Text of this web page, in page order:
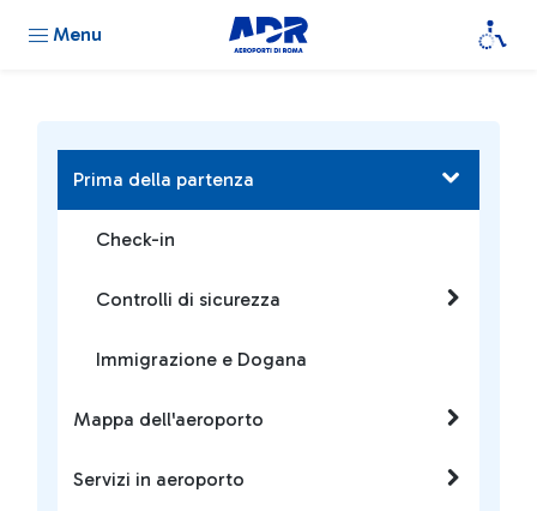
Menu
Prima della partenza
Check-in
Controlli di sicurezza
Immigrazione e Dogana
Mappa dell'aeroporto
Servizi in aeroporto